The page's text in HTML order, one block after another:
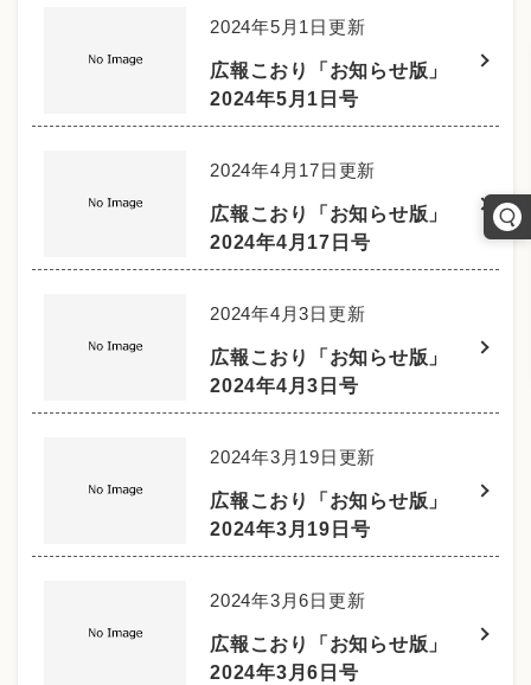
2024年5月1日更新
広報こおり「お知らせ版」
2024年5月1日号
2024年4月17日更新
広報こおり「お知らせ版」
2024年4月17日号
2024年4月3日更新
広報こおり「お知らせ版」
2024年4月3日号
2024年3月19日更新
広報こおり「お知らせ版」
2024年3月19日号
2024年3月6日更新
広報こおり「お知らせ版」
2024年3月6日号